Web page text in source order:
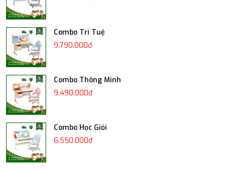
Combo Trí Tuệ
9.790.000đ
Combo Thông Minh
9.490.000đ
Combo Học Giỏi
6.550.000đ